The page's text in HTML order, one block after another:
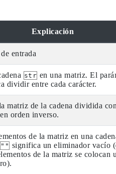
Explicación
entrada
str en una matriz. El
dividir entre cada carácter.
matriz de la cadena dividida
orden inverso.
de la matriz en una
"" significa un eliminador vacío
de la matriz se colocan